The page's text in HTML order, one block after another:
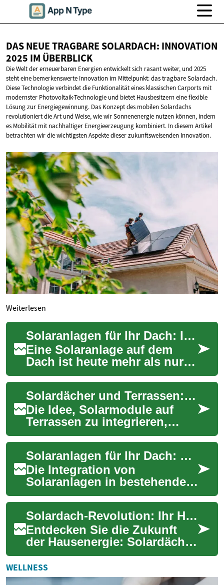
DAS NEUE TRAGBARE SOLARDACH: INNOVATION
2025 IM ÜBERBLICK
Die Welt der erneuerbaren Energien entwickelt sich rasant weiter, und 2025
steht eine bemerkenswerte Innovation im Mittelpunkt: das tragbare Solardach.
Diese Technologie verbindet die Funktionalität eines klassischen Carports mit
modernster Photovoltaik-Technologie und bietet Hausbesitzern eine flexible
Lösung zur Energiegewinnung. Das Konzept des mobilen Solardachs
revolutioniert die Art und Weise, wie wir Sonnenenergie nutzen können, indem
es Mobilität mit nachhaltiger Energieerzeugung kombiniert. In diesem Artikel
betrachten wir die wichtigsten Aspekte dieser zukunftsweisenden Innovation.
Weiterlesen
Solaranlagen für Ihr Dach: Innovative Lösungen für nachhaltige Energiegewinnung
Eine Solaranlage auf dem
Dach ist heute mehr als nur
eine umweltbewusste
Entscheidung – sie ist eine
zukunftsorientie...
Solardächer und Terrassen: Eine perfekte Kombination für nachhaltiges Wohnen
Die Idee, Solarmodule auf
Terrassen zu integrieren,
gewinnt in Deutschland
zunehmend an Popularität.
Diese innovative...
Solaranlagen für Ihr Dach: Eine umfassende Einführung in moderne Solartechnik
Die Integration von
Solaranlagen in bestehende
Dachkonstruktionen
entwickelt sich zunehmend
zur bevorzugten Lösung fü...Solardach-Revolution: Ihr Haus im Energiewandel
Entdecken Sie die Zukunft
der Hausenergie: Solardächer
transformieren nicht nur Ihr
Zuhause, sondern auch Ihre
Energi...
WELLNESS